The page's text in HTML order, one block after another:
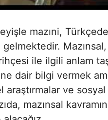
mazıni,
ile ilgili anlam
dair bilgi vermek
araştırmalar ve
mazınsal